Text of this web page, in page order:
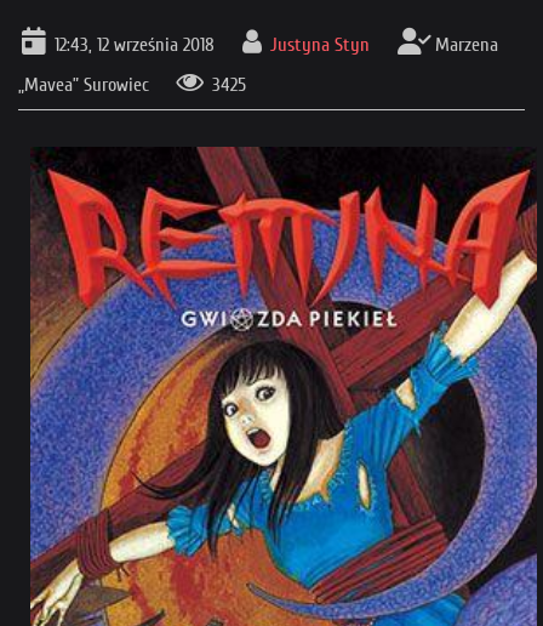
12:43, 12 września 2018 Justyna Styn
Marzena
„Mavea” Surowiec
3425